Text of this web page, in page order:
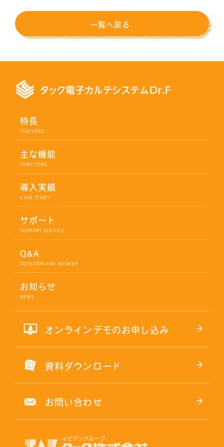
一覧へ戻る
特長
主な機能
導入実績
サポート
Q&A
お知らせ
オンラインデモのお申し込み
資料ダウンロード
お問い合わせ